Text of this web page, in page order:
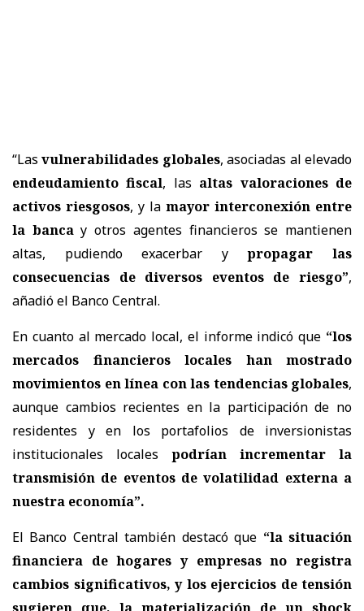
“Lasvulnerabilidades globales, asociadas al elevado
endeudamiento fiscal, las altas valoraciones de
activos riesgosos, y la mayor interconexión entre
la bancay otros agentes financieros se mantienen
altas, pudiendo exacerbar ypropagar las
consecuencias de diversos eventos de riesgo”,
añadió el Banco Central.
En cuanto al mercado local, el informe indicó que “los
mercados financieros locales han mostrado
movimientos en línea con las tendencias globales,
aunque cambios recientes en la participación de no
residentes y en los portafolios de inversionistas
institucionales locales podrían incrementar la
transmisión de eventos de volatilidad externa a
nuestra economía”.
El Banco Central también destacó que “la situación
financiera de hogares y empresas no registra
cambios significativos, y los ejercicios de tensión